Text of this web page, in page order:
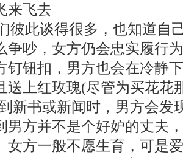
来飞去
此谈得很多，也知道自
争吵，女方仍会忠实履行
钉钮扣，男方也会在冷静
送上红玫瑰(尽管为买花花
新书或新闻时，男方会发
男方并不是个好妒的丈夫
女方一般不愿生育，可是